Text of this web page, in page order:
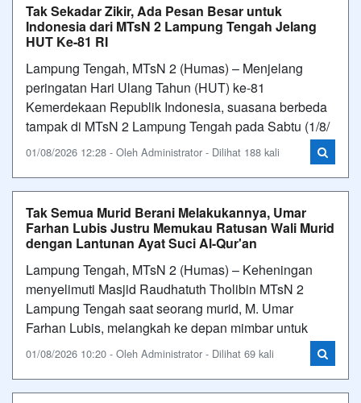
Tak Sekadar Zikir, Ada Pesan Besar untuk
Indonesia dari MTsN 2 Lampung Tengah Jelang
HUT Ke-81 RI
Lampung Tengah, MTsN 2 (Humas) – Menjelang
peringatan Hari Ulang Tahun (HUT) ke-81
Kemerdekaan Republik Indonesia, suasana berbeda
tampak di MTsN 2 Lampung Tengah pada Sabtu (1/8/
01/08/2026 12:28 - Oleh Administrator - Dilihat 188 kali
Tak Semua Murid Berani Melakukannya, Umar
Farhan Lubis Justru Memukau Ratusan Wali Murid
dengan Lantunan Ayat Suci Al-Qur'an
Lampung Tengah, MTsN 2 (Humas) – Keheningan
menyelimuti Masjid Raudhatuth Tholibin MTsN 2
Lampung Tengah saat seorang murid, M. Umar
Farhan Lubis, melangkah ke depan mimbar untuk
01/08/2026 10:20 - Oleh Administrator - Dilihat 69 kali